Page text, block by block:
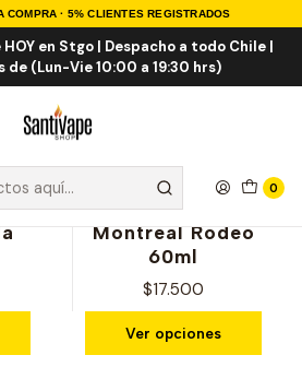
COMPRA · 5% CLIENTES REGISTRADOS
en Stgo | Despacho a todo Chile |
de (Lun-Vie 10:00 a 19:30 hrs)
0
LIQUID IMPORTADOS
Montreal
Montreal Rodeo
60ml
$17.500
Ver opciones